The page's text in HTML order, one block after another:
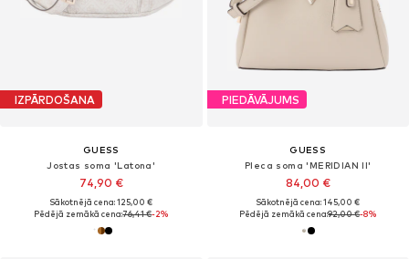
IZPĀRDOŠANA
GUESS
Jostas soma 'Latona'
74,90 €
Sākotnējā cena: 125,00 €
Pēdējā zemākā cena:76,41 €-2%
PIEDĀVĀJUMS
GUESS
Pleca soma 'MERIDIAN II'
84,00 €
Sākotnējā cena: 145,00 €
Pēdējā zemākā cena:92,00 €-8%